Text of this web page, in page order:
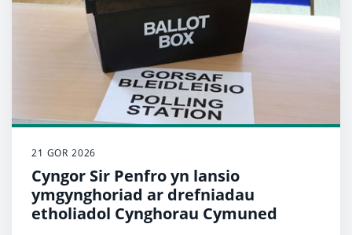
21 GOR 2026
Cyngor Sir Penfro yn lansio
ymgynghoriad ar drefniadau
etholiadol Cynghorau Cymuned